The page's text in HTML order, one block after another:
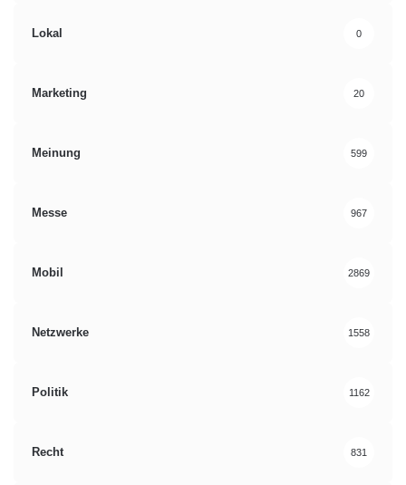
Lokal 0
Marketing 20
Meinung 599
Messe 967
Mobil 2869
Netzwerke 1558
Politik 1162
Recht 831